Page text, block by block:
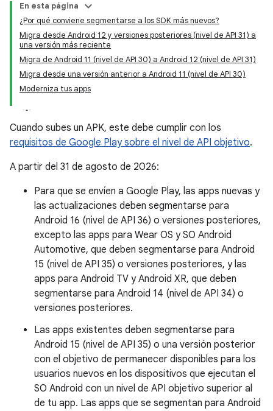
En esta página
¿Por qué conviene segmentarse a los SDK más nuevos?
Migra desde Android 12 y versiones posteriores (nivel de API 31) a
una versión más reciente
Migra de Android 11 (nivel de API 30) a Android 12 (nivel de API 31)
Migra desde una versión anterior a Android 11 (nivel de API 30)
Moderniza tus apps
Cuando subes un APK, este debe cumplir con los
requisitos de Google Play sobre el nivel de API objetivo.
A partir del 31 de agosto de 2026:
Para que se envíen a Google Play, las apps nuevas y
las actualizaciones deben segmentarse para
Android 16 (nivel de API 36) o versiones posteriores,
excepto las apps para Wear OS y SO Android
Automotive, que deben segmentarse para Android
15 (nivel de API 35) o versiones posteriores, y las
apps para Android TV y Android XR, que deben
segmentarse para Android 14 (nivel de API 34) o
versiones posteriores.
Las apps existentes deben segmentarse para
Android 15 (nivel de API 35) o una versión posterior
con el objetivo de permanecer disponibles para los
usuarios nuevos en los dispositivos que ejecutan el
SO Android con un nivel de API objetivo superior al
de tu app. Las apps que se segmentan para Android